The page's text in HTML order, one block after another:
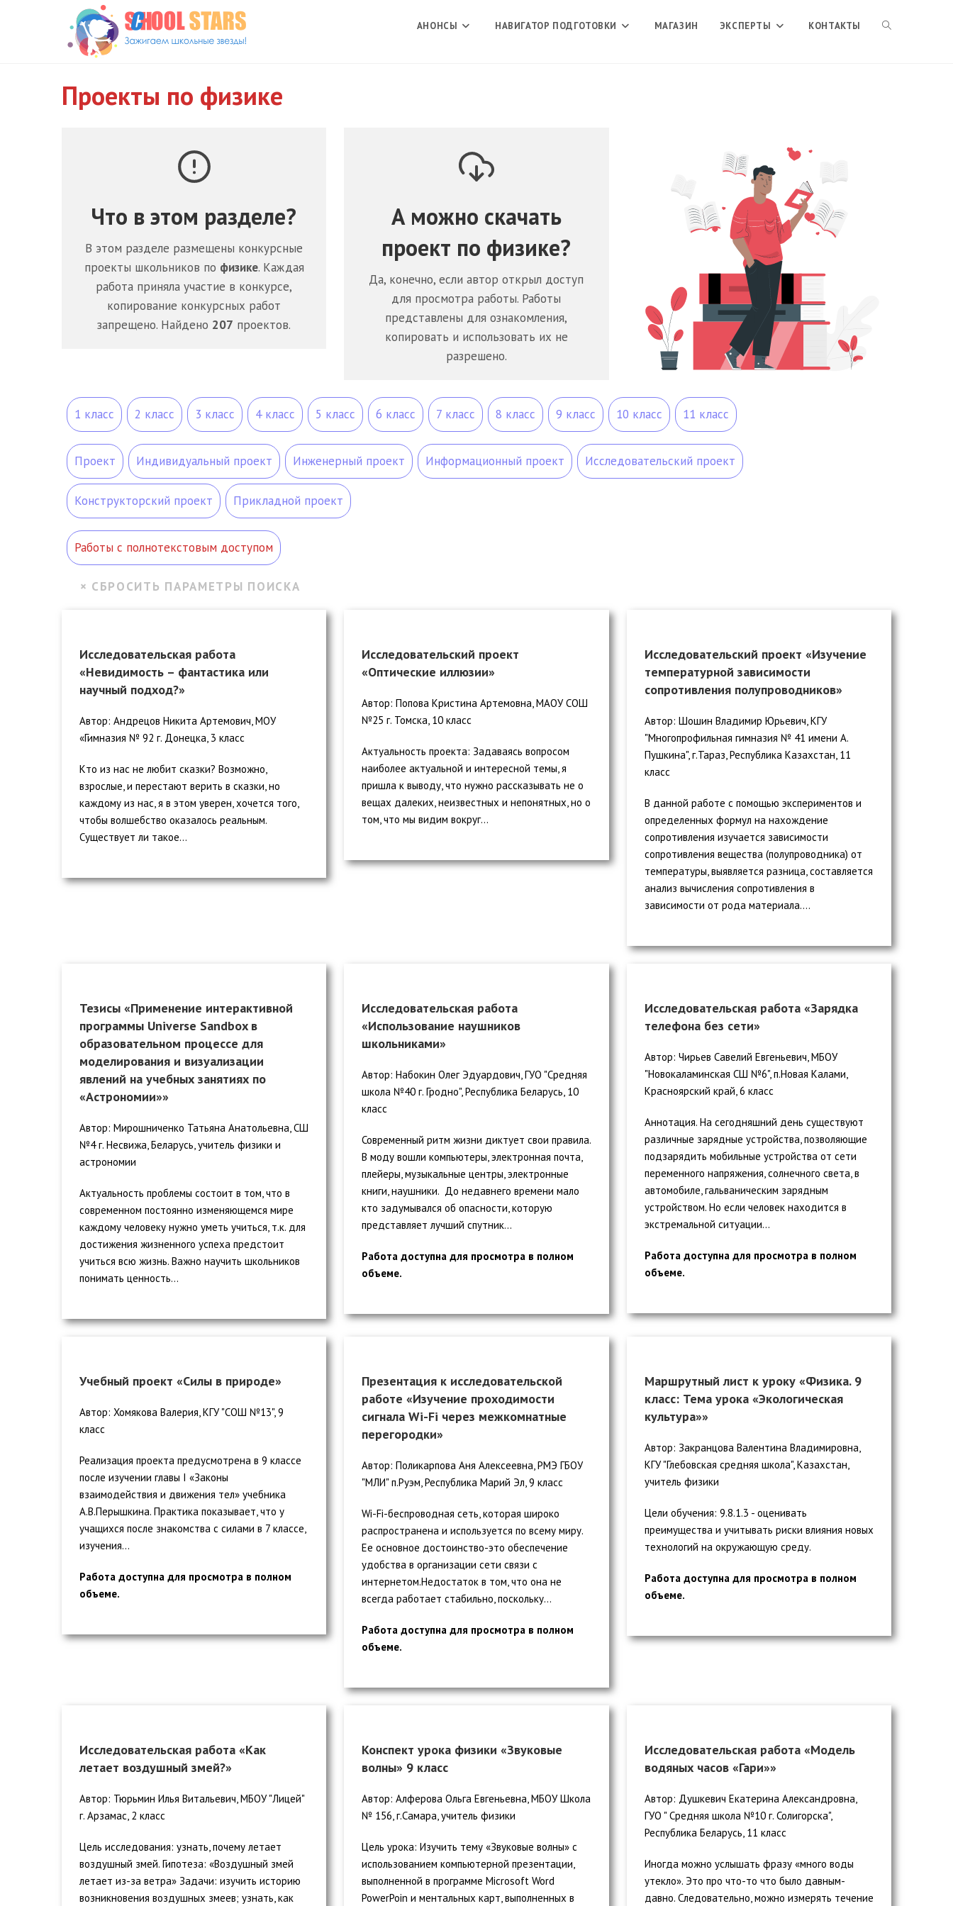
АНОНСЫ НАВИГАТОР ПОДГОТОВКИ МАГАЗИН ЭКСПЕРТЫ КОНТАКТЫ ПЕРЕКЛЮЧИТЬ
Проекты по физике
Что в этом разделе?
В этом разделе размещены конкурсные
проекты школьников по физике. Каждая
работа приняла участие в конкурсе,
копирование конкурсных работ
запрещено. Найдено 207 проектов.
А можно скачать
проект по физике?
Да, конечно, если автор открыл доступ
для просмотра работы. Работы
представлены для ознакомления,
копировать и использовать их не
разрешено.
1 класс 2 класс 3 класс 4 класс 5 класс 6 класс 7 класс 8 класс 9 класс 10 класс 11 класс
Проект Индивидуальный проект Инженерный проект Информационный проект Исследовательский проект
Конструкторский проект Прикладной проект
Работы с полнотекстовым доступом
Исследовательская работа
«Невидимость – фантастика или
научный подход?»
Автор: Андрецов Никита Артемович, МОУ
«Гимназия № 92 г. Донецка, 3 класс
Кто из нас не любит сказки? Возможно,
взрослые, и перестают верить в сказки, но
каждому из нас, я в этом уверен, хочется того,
чтобы волшебство оказалось реальным.
Существует ли такое...
Исследовательский проект
«Оптические иллюзии»
Автор: Попова Кристина Артемовна, МАОУ СОШ
№25 г. Томска, 10 класс
Актуальность проекта: Задаваясь вопросом
наиболее актуальной и интересной темы, я
пришла к выводу, что нужно рассказывать не о
вещах далеких, неизвестных и непонятных, но о
том, что мы видим вокруг...
Исследовательский проект «Изучение
температурной зависимости
сопротивления полупроводников»
Автор: Шошин Владимир Юрьевич, КГУ
"Многопрофильная гимназия № 41 имени А.
Пушкина", г.Тараз, Республика Казахстан, 11
класс
В данной работе с помощью экспериментов и
определенных формул на нахождение
сопротивления изучается зависимости
сопротивления вещества (полупроводника) от
температуры, выявляется разница, составляется
анализ вычисления сопротивления в
зависимости от рода материала....
Тезисы «Применение интерактивной
программы Universe Sandbox в
образовательном процессе для
моделирования и визуализации
явлений на учебных занятиях по
«Астрономии»»
Автор: Мирошниченко Татьяна Анатольевна, СШ
№4 г. Несвижа, Беларусь, учитель физики и
астрономии
Актуальность проблемы состоит в том, что в
современном постоянно изменяющемся мире
каждому человеку нужно уметь учиться, т.к. для
достижения жизненного успеха предстоит
учиться всю жизнь. Важно научить школьников
понимать ценность...
Исследовательская работа
«Использование наушников
школьниками»
Автор: Набокин Олег Эдуардович, ГУО "Средняя
школа №40 г. Гродно", Республика Беларусь, 10
класс
Современный ритм жизни диктует свои правила.
В моду вошли компьютеры, электронная почта,
плейеры, музыкальные центры, электронные
книги, наушники. До недавнего времени мало
кто задумывался об опасности, которую
представляет лучший спутник...
Работа доступна для просмотра в полном
объеме.
Исследовательская работа «Зарядка
телефона без сети»
Автор: Чирьев Савелий Евгеньевич, МБОУ
"Новокаламинская СШ №6", п.Новая Калами,
Красноярский край, 6 класс
Аннотация. На сегодняшний день существуют
различные зарядные устройства, позволяющие
подзарядить мобильные устройства от сети
переменного напряжения, солнечного света, в
автомобиле, гальваническим зарядным
устройством. Но если человек находится в
экстремальной ситуации...
Работа доступна для просмотра в полном
объеме.
Учебный проект «Силы в природе»
Автор: Хомякова Валерия, КГУ "СОШ №13", 9
класс
Реализация проекта предусмотрена в 9 классе
после изучении главы I «Законы
взаимодействия и движения тел» учебника
А.В.Перышкина. Практика показывает, что у
учащихся после знакомства с силами в 7 классе,
изучения...
Работа доступна для просмотра в полном
объеме.
Презентация к исследовательской
работе «Изучение проходимости
сигнала Wi-Fi через межкомнатные
перегородки»
Автор: Поликарпова Аня Алексеевна, РМЭ ГБОУ
"МЛИ" п.Руэм, Республика Марий Эл, 9 класс
Wi-Fi-беспроводная сеть, которая широко
распространена и используется по всему миру.
Ее основное достоинство-это обеспечение
удобства в организации сети связи с
интернетом.Недостаток в том, что она не
всегда работает стабильно, поскольку...
Работа доступна для просмотра в полном
объеме.
Маршрутный лист к уроку «Физика. 9
класс: Тема урока «Экологическая
культура»»
Автор: Закранцова Валентина Владимировна,
КГУ "Глебовская средняя школа", Казахстан,
учитель физики
Цели обучения: 9.8.1.3 - оценивать
преимущества и учитывать риски влияния новых
технологий на окружающую среду.
Работа доступна для просмотра в полном
объеме.
Исследовательская работа «Как
летает воздушный змей?»
Автор: Тюрьмин Илья Витальевич, МБОУ "Лицей"
г. Арзамас, 2 класс
Цель исследования: узнать, почему летает
воздушный змей. Гипотеза: «Воздушный змей
летает из-за ветра» Задачи: изучить историю
возникновения воздушных змеев; узнать, как
Конспект урока физики «Звуковые
волны» 9 класс
Автор: Алферова Ольга Евгеньевна, МБОУ Школа
№ 156, г.Самара, учитель физики
Цель урока: Изучить тему «Звуковые волны» с
использованием компьютерной презентации,
выполненной в программе Microsoft Word
PowerPoin и ментальных карт, выполненных в
Исследовательская работа «Модель
водяных часов «Гари»»
Автор: Душкевич Екатерина Александровна,
ГУО " Средняя школа №10 г. Солигорска",
Республика Беларусь, 11 класс
Иногда можно услышать фразу «много воды
утекло». Это про что-то что было давным-
давно. Следовательно, можно измерять течение